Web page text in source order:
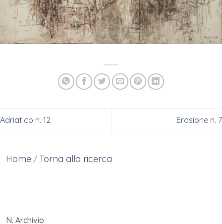
Adriatico n. 12 Erosione n. 7
Home / Torna alla ricerca
N. Archivio